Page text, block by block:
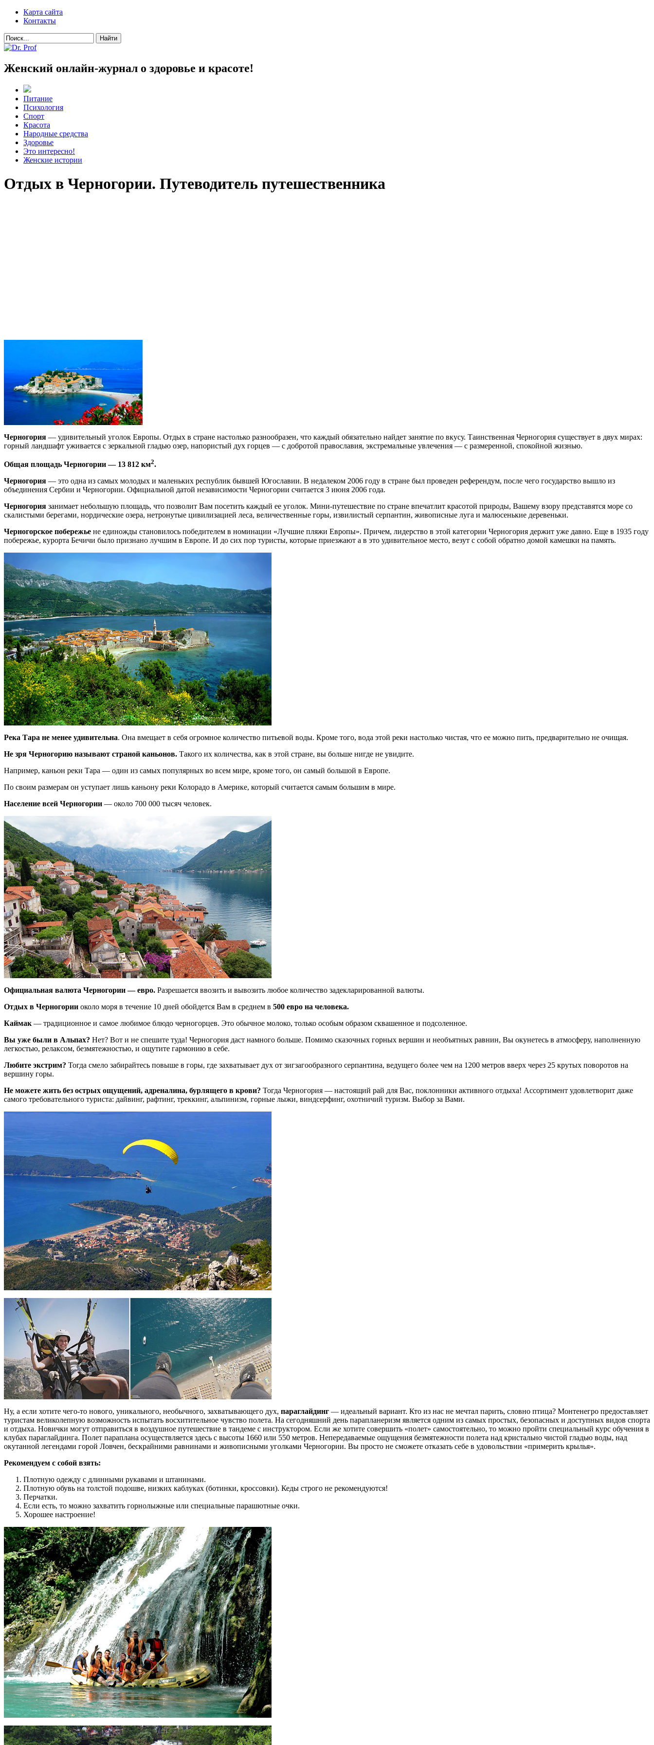
Карта сайта
Контакты
Женский онлайн-журнал о здоровье и красоте!
Питание
Психология
Спорт
Красота
Народные средства
Здоровье
Это интересно!
Женские истории
Отдых в Черногории. Путеводитель путешественника
Черногория — удивительный уголок Европы. Отдых в стране настолько разнообразен, что каждый обязательно найдет занятие по вкусу. Таинственная Черногория существует в двух мирах:
горный ландшафт уживается с зеркальной гладью озер, напористый дух горцев — с добротой православия, экстремальные увлечения — с размеренной, спокойной жизнью.
Общая площадь Черногории — 13 812 км2.
Черногория — это одна из самых молодых и маленьких республик бывшей Югославии. В недалеком 2006 году в стране был проведен референдум, после чего государство вышло из
объединения Сербии и Черногории. Официальной датой независимости Черногории считается 3 июня 2006 года.
Черногория занимает небольшую площадь, что позволит Вам посетить каждый ее уголок. Мини-путешествие по стране впечатлит красотой природы, Вашему взору представятся море со
скалистыми берегами, нордические озера, нетронутые цивилизацией леса, величественные горы, извилистый серпантин, живописные луга и малюсенькие деревеньки.
Черногорское побережье не единожды становилось победителем в номинации «Лучшие пляжи Европы». Причем, лидерство в этой категории Черногория держит уже давно. Еще в 1935 году
побережье, курорта Бечичи было признано лучшим в Европе. И до сих пор туристы, которые приезжают а в это удивительное место, везут с собой обратно домой камешки на память.
Река Тара не менее удивительна. Она вмещает в себя огромное количество питьевой воды. Кроме того, вода этой реки настолько чистая, что ее можно пить, предварительно не очищая.
Не зря Черногорию называют страной каньонов. Такого их количества, как в этой стране, вы больше нигде не увидите.
Например, каньон реки Тара — один из самых популярных во всем мире, кроме того, он самый большой в Европе.
По своим размерам он уступает лишь каньону реки Колорадо в Америке, который считается самым большим в мире.
Население всей Черногории — около 700 000 тысяч человек.
Официальная валюта Черногории — евро. Разрешается ввозить и вывозить любое количество задекларированной валюты.
Отдых в Черногории около моря в течение 10 дней обойдется Вам в среднем в 500 евро на человека.
Каймак — традиционное и самое любимое блюдо черногорцев. Это обычное молоко, только особым образом сквашенное и подсоленное.
Вы уже были в Альпах? Нет? Вот и не спешите туда! Черногория даст намного больше. Помимо сказочных горных вершин и необъятных равнин, Вы окунетесь в атмосферу, наполненную
легкостью, релаксом, безмятежностью, и ощутите гармонию в себе.
Любите экстрим? Тогда смело забирайтесь повыше в горы, где захватывает дух от зигзагообразного серпантина, ведущего более чем на 1200 метров вверх через 25 крутых поворотов на
вершину горы.
Не можете жить без острых ощущений, адреналина, бурлящего в крови? Тогда Черногория — настоящий рай для Вас, поклонники активного отдыха! Ассортимент удовлетворит даже
самого требовательного туриста: дайвинг, рафтинг, треккинг, альпинизм, горные лыжи, виндсерфинг, охотничий туризм. Выбор за Вами.
Ну, а если хотите чего-то нового, уникального, необычного, захватывающего дух, параглайдинг — идеальный вариант. Кто из нас не мечтал парить, словно птица? Монтенегро предоставляет
туристам великолепную возможность испытать восхитительное чувство полета. На сегодняшний день парапланеризм является одним из самых простых, безопасных и доступных видов спорта
и отдыха. Новички могут отправиться в воздушное путешествие в тандеме с инструктором. Если же хотите совершить «полет» самостоятельно, то можно пройти специальный курс обучения в
клубах параглайдинга. Полет параплана осуществляется здесь с высоты 1660 или 550 метров. Непередаваемые ощущения безмятежности полета над кристально чистой гладью воды, над
окутанной легендами горой Ловчен, бескрайними равнинами и живописными уголками Черногории. Вы просто не сможете отказать себе в удовольствии «примерить крылья».
Рекомендуем с собой взять:
Плотную одежду с длинными рукавами и штанинами.
Плотную обувь на толстой подошве, низких каблуках (ботинки, кроссовки). Кеды строго не рекомендуются!
Перчатки.
Если есть, то можно захватить горнолыжные или специальные парашютные очки.
Хорошее настроение!